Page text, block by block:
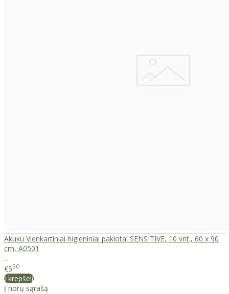
Akuku Vienkartiniai higieniniai paklotai SENSITIVE, 10 vnt., 60 x 90
cm, A0501
..
€550
Į krepšelį
Į norų sąrašą